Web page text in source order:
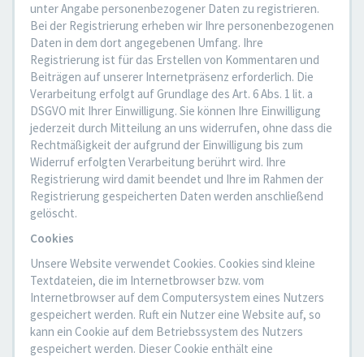
unter Angabe personenbezogener Daten zu registrieren.
Bei der Registrierung erheben wir Ihre personenbezogenen
Daten in dem dort angegebenen Umfang. Ihre
Registrierung ist für das Erstellen von Kommentaren und
Beiträgen auf unserer Internetpräsenz erforderlich. Die
Verarbeitung erfolgt auf Grundlage des Art. 6 Abs. 1 lit. a
DSGVO mit Ihrer Einwilligung. Sie können Ihre Einwilligung
jederzeit durch Mitteilung an uns widerrufen, ohne dass die
Rechtmäßigkeit der aufgrund der Einwilligung bis zum
Widerruf erfolgten Verarbeitung berührt wird. Ihre
Registrierung wird damit beendet und Ihre im Rahmen der
Registrierung gespeicherten Daten werden anschließend
gelöscht.
Cookies
Unsere Website verwendet Cookies. Cookies sind kleine
Textdateien, die im Internetbrowser bzw. vom
Internetbrowser auf dem Computersystem eines Nutzers
gespeichert werden. Ruft ein Nutzer eine Website auf, so
kann ein Cookie auf dem Betriebssystem des Nutzers
gespeichert werden. Dieser Cookie enthält eine